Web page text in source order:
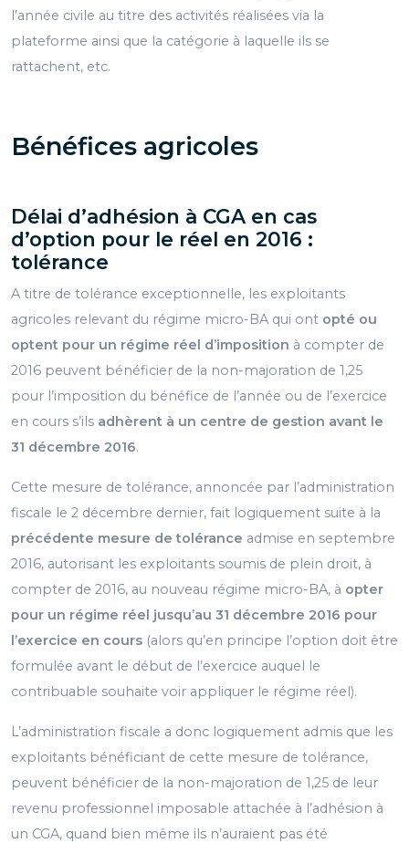
l’année civile au titre des activités réalisées via la
plateforme ainsi que la catégorie à laquelle ils se
rattachent, etc.
Bénéfices agricoles
Délai d’adhésion à CGA en cas
d’option pour le réel en 2016 :
tolérance
A titre de tolérance exceptionnelle, les exploitants
agricoles relevant du régime micro-BA qui ont opté ou
optent pour un régime réel d’imposition à compter de
2016 peuvent bénéficier de la non-majoration de 1,25
pour l’imposition du bénéfice de l’année ou de l’exercice
en cours s’ils adhèrent à un centre de gestion avant le
31 décembre 2016.
Cette mesure de tolérance, annoncée par l’administration
fiscale le 2 décembre dernier, fait logiquement suite à la
précédente mesure de tolérance admise en septembre
2016, autorisant les exploitants soumis de plein droit, à
compter de 2016, au nouveau régime micro-BA, à opter
pour un régime réel jusqu’au 31 décembre 2016 pour
l’exercice en cours (alors qu’en principe l’option doit être
formulée avant le début de l’exercice auquel le
contribuable souhaite voir appliquer le régime réel).
L’administration fiscale a donc logiquement admis que les
exploitants bénéficiant de cette mesure de tolérance,
peuvent bénéficier de la non-majoration de 1,25 de leur
revenu professionnel imposable attachée à l’adhésion à
un CGA, quand bien même ils n’auraient pas été